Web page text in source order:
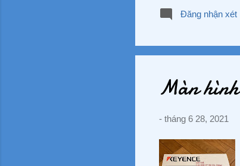
Đăng nhận xét
Màn
- tháng 6 28, 2021